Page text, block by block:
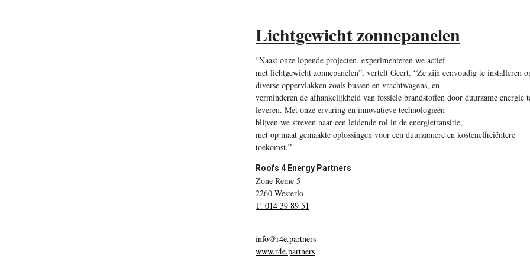
Lichtgewicht zonnepanelen
“Naast onze lopende projecten, experimenteren we actief
met lichtgewicht zonnepanelen”, vertelt Geert. “Ze zijn eenvoudig te installeren
diverse oppervlakken zoals bussen en vrachtwagens, en
verminderen de afhankelijkheid van fossiele brandstoffen door duurzame energie
leveren. Met onze ervaring en innovatieve technologieën
blijven we streven naar een leidende rol in de energietransitie,
met op maat gemaakte oplossingen voor een duurzamere en kostenefficiëntere
toekomst.”
Roofs 4 Energy Partners
Zone Reme 5
2260 Westerlo
T. 014 39 89 51
info@r4e.partners
www.r4e.partners